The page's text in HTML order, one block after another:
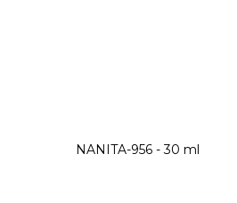
NANITA-956 - 30 ml